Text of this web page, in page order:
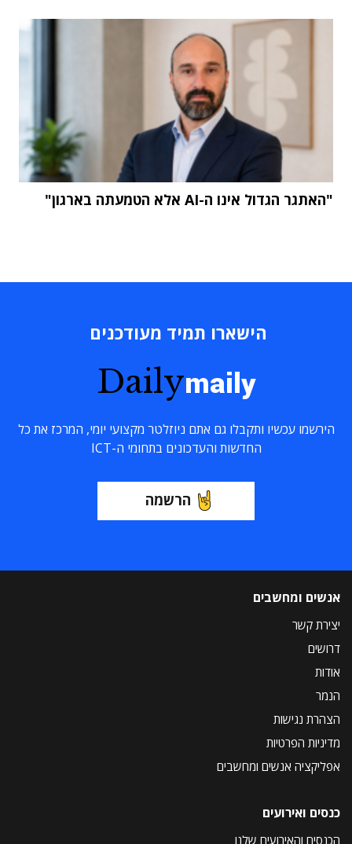
"האתגר הגדול אינו ה-AI אלא הטמעתה בארגון"
הישארו תמיד מעודכנים
Dailymaily
הירשמו עכשיו ותקבלו גם אתם ניוזלטר מקצועי יומי, המרכז את כל
החדשות והעדכונים בתחומי ה-ICT
הרשמה
אנשים ומחשבים
יצירת קשר
דרושים
אודות
הנמר
הצהרת נגישות
מדיניות הפרטיות
אפליקציה אנשים ומחשבים
כנסים ואירועים
הכנסים והאירועים שלנו